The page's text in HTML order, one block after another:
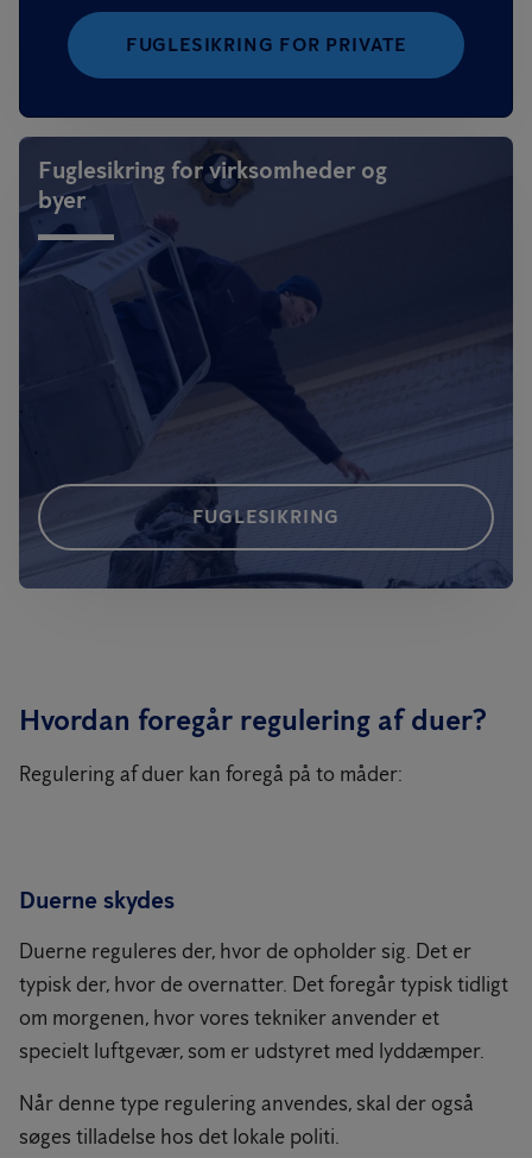
FUGLESIKRING FOR PRIVATE
Fuglesikring for virksomheder og
byer
FUGLESIKRING
Hvordan foregår regulering af duer?
Regulering af duer kan foregå på to måder:
Duerne skydes
Duerne reguleres der, hvor de opholder sig. Det er
typisk der, hvor de overnatter. Det foregår typisk tidligt
om morgenen, hvor vores tekniker anvender et
specielt luftgevær, som er udstyret med lyddæmper.
Når denne type regulering anvendes, skal der også
søges tilladelse hos det lokale politi.